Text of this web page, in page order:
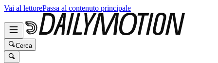
Vai al lettorePassa al contenuto principale
Cerca